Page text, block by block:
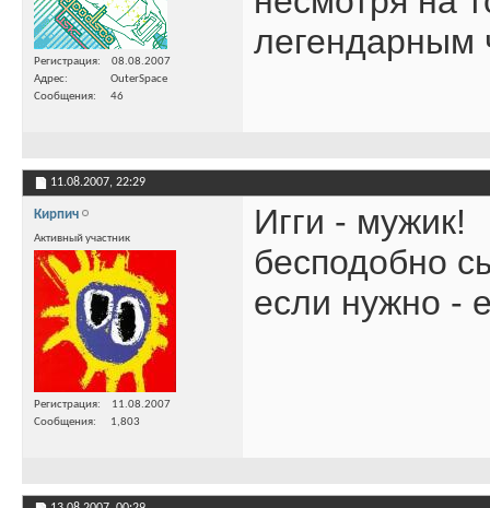
Регистрация
08.08.2007
Адрес
OuterSpace
Сообщения
46
легендарным
11.08.2007, 22:29
Кирпич
Активный участник
Регистрация
11.08.2007
Сообщения
1,803
Игги - мужик!
бесподобно
если нужно -